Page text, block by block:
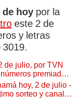
hoy por la
este 2 de
y letras
3019.
de julio, por TVN
premiados
hoy, 2 de julio -
sorteo y canal